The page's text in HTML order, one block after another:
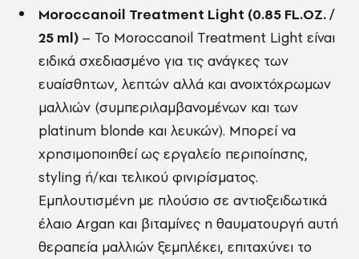
Moroccanoil Treatment Light (0.85 FL.OZ. /
25 ml) – Το Moroccanoil Treatment Light είναι
ειδικά σχεδιασμένο για τις ανάγκες των
ευαίσθητων, λεπτών αλλά και ανοιχτόχρωμων
μαλλιών (συμπεριλαμβανομένων και των
platinum blonde και λευκών). Μπορεί να
χρησιμοποιηθεί ως εργαλείο περιποίησης,
styling ή/και τελικού φινιρίσματος.
Εμπλουτισμένη με πλούσιο σε αντιοξειδωτικά
έλαιο Argan και βιταμίνες η θαυματουργή αυτή
θεραπεία μαλλιών ξεμπλέκει, επιταχύνει το